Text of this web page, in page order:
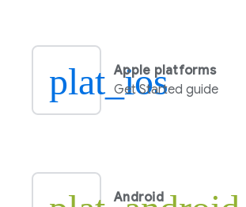
plat_ios
Apple platforms
Get Started guide
Android